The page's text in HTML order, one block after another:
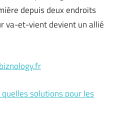
depuis deux endroits
va-et-vient devient un allié
biznology.fr
solutions pour les